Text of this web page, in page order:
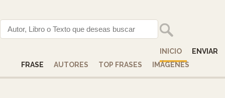
INICIO
ENVIAR
FRASE
AUTORES TOP FRASES IMÁGENES